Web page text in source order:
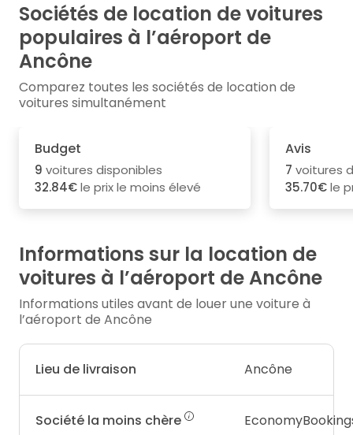
Sociétés de location de voitures
populaires à l’aéroport de
Ancône
Comparez toutes les sociétés de location de
voitures simultanément
Budget
9 voitures disponibles
32.84€le prix le moins élevé
Avis
7 voitures
35.70€le
Informations sur la location de
voitures à l’aéroport de Ancône
Informations utiles avant de louer une voiture à
l’aéroport de Ancône
Lieu de livraison Ancône
Société la moins chère